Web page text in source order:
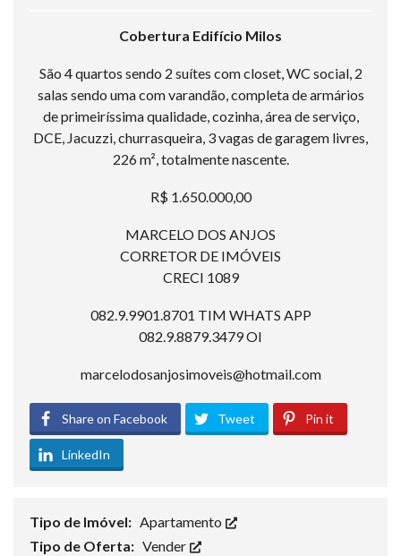
Cobertura Edifício Milos
São 4 quartos sendo 2 suítes com closet, WC social, 2
salas sendo uma com varandão, completa de armários
de primeiríssima qualidade, cozinha, área de serviço,
DCE, Jacuzzi, churrasqueira, 3 vagas de garagem livres,
226 m², totalmente nascente.
R$ 1.650.000,00
MARCELO DOS ANJOS
CORRETOR DE IMÓVEIS
CRECI 1089
082.9.9901.8701 TIM WHATS APP
082.9.8879.3479 OI
marcelodosanjosimoveis@hotmail.com
Share on Facebook Tweet Pin it
LinkedIn
Tipo de Imóvel: Apartamento
Tipo de Oferta: Vender